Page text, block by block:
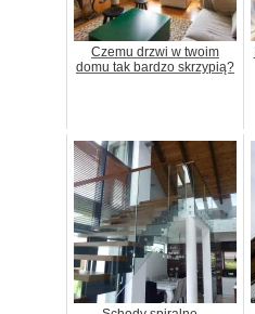
Czemu drzwi w twoim
domu tak bardzo skrzypią?